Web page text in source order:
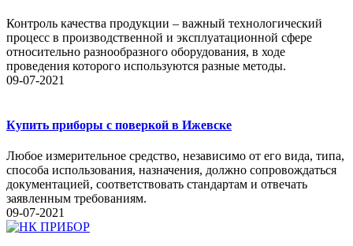
Контроль качества продукции – важный технологический
процесс в производственной и эксплуатационной сфере
относительно разнообразного оборудования, в ходе
проведения которого используются разные методы.
09-07-2021
Купить приборы с поверкой в Ижевске
Любое измерительное средство, независимо от его вида, типа,
способа использования, назначения, должно сопровождаться
документацией, соответствовать стандартам и отвечать
заявленным требованиям.
09-07-2021